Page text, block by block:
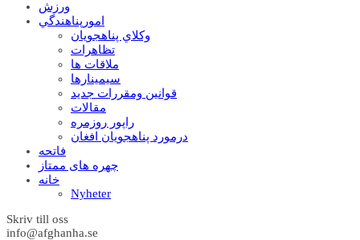
ورزش
امورپناهندگي
وکلاي پناهجويان
تظاهرات
ملاقات ها
سيمينارها
قوانين ومقررات جديد
مقالات
راپور روزمره
درمورد پناهجويان افغان
فاتحه
چهره های ممتاز
خانه
Nyheter
Skriv till oss
info@afghanha.se